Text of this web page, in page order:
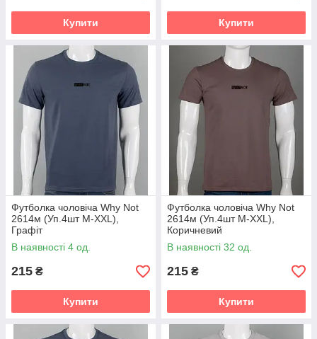
Купити Купити
Футболка чоловіча Why Not
2614м (Уп.4шт M-XXL),
Графіт
В наявності 4 од.
215 ₴
Купити
Футболка чоловіча Why Not
2614м (Уп.4шт M-XXL),
Коричневий
В наявності 32 од.
215 ₴
Купити